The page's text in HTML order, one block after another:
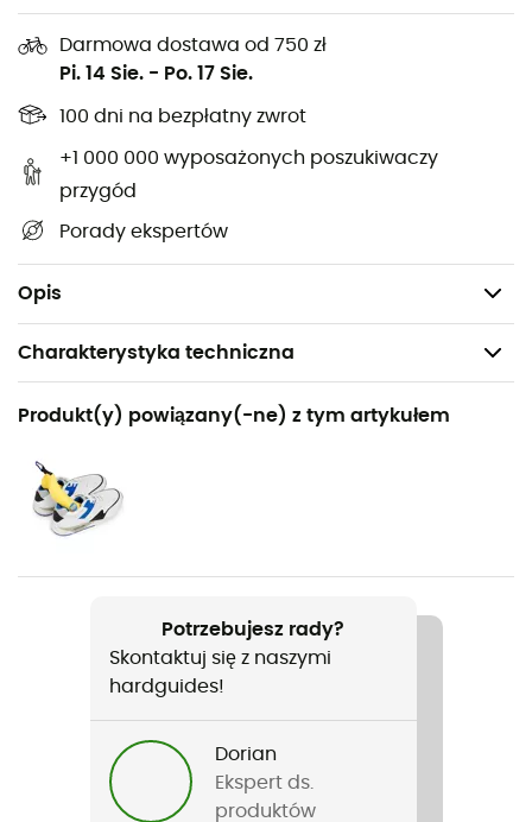
Darmowa dostawa od 750 zł
Pi. 14 Sie. - Po. 17 Sie.
100 dni na bezpłatny zwrot
+1 000 000 wyposażonych poszukiwaczy
przygód
Porady ekspertów
Opis
Specjalnie opracowany, aby przywrócić
hydrofobowe wykończenie wszystkich tkanin
technicznych.
Wysokiej jakości czyszczenie
Formuła 2 w 1
Objętość: 300 mL
Charakterystyka techniczna
Polecane dla
Codzienny użytek
Nazwa produktu
2 In 1 Wash & Repel
Etykieta
Produkt(y) powiązany(-ne) z tym artykułem
Potrzebujesz rady?
Skontaktuj się z naszymi
hardguides!
Dorian
Ekspert ds.
produktów